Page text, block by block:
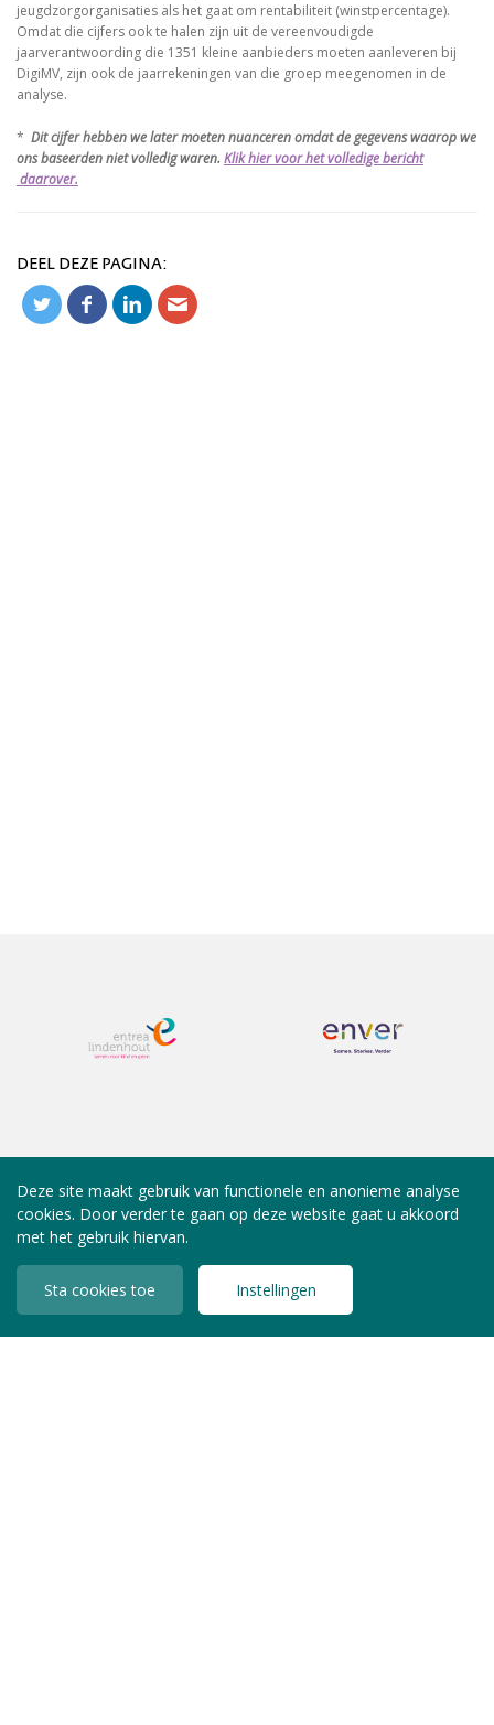
jeugdzorgorganisaties als het gaat om rentabiliteit (winstpercentage).
Omdat die cijfers ook te halen zijn uit de vereenvoudigde
jaarverantwoording die 1351 kleine aanbieders moeten aanleveren bij
DigiMV, zijn ook de jaarrekeningen van die groep meegenomen in de
analyse.
* Dit cijfer hebben we later moeten nuanceren omdat de gegevens waarop we
ons baseerden niet volledig waren. Klik hier voor het volledige bericht
daarover.
DEEL DEZE PAGINA:
Deze site maakt gebruik van functionele en anonieme analyse
cookies. Door verder te gaan op deze website gaat u akkoord
met het gebruik hiervan.
Sta cookies toe Instellingen